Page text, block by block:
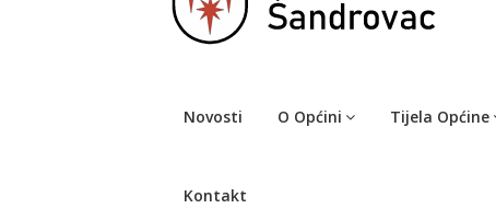
Novosti O Općini Tijela Općine
Kontakt